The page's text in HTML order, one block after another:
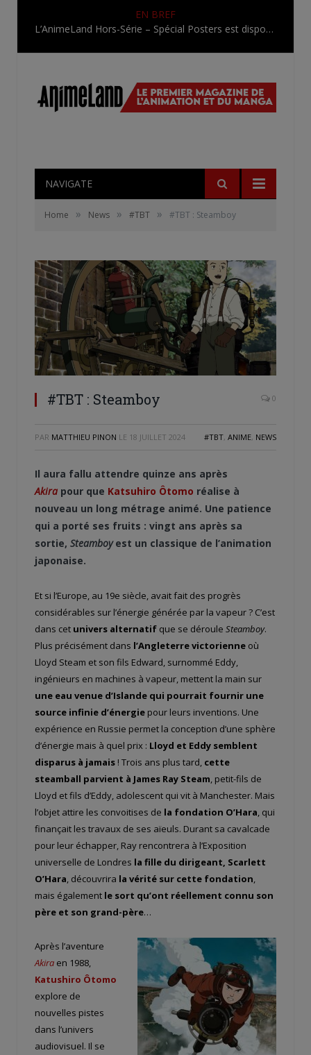
EN BREF
L’AnimeLand Hors-Série – Spécial Posters est disponible !
NAVIGATE
Home » News » #TBT » #TBT : Steamboy
#TBT : Steamboy 0
PAR MATTHIEU PINON LE 18 JUILLET 2024 #TBT, ANIME, NEWS
Il aura fallu attendre quinze ans après
Akira pour que Katsuhiro Ôtomo réalise à
nouveau un long métrage animé. Une patience
qui a porté ses fruits : vingt ans après sa
sortie, Steamboyest un classique de l’animation
japonaise.
Et si l’Europe, au 19e siècle, avait fait des progrès
considérables sur l’énergie générée par la vapeur ? C’est
dans cet univers alternatif que se déroule Steamboy.
Plus précisément dans l’Angleterre victorienne où
Lloyd Steam et son fils Edward, surnommé Eddy,
ingénieurs en machines à vapeur, mettent la main sur
une eau venue d’Islande qui pourrait fournir une
source infinie d’énergie pour leurs inventions. Une
expérience en Russie permet la conception d’une sphère
d’énergie mais à quel prix : Lloyd et Eddy semblent
disparus à jamais ! Trois ans plus tard, cette
steamball parvient à James Ray Steam, petit-fils de
Lloyd et fils d’Eddy, adolescent qui vit à Manchester. Mais
l’objet attire les convoitises de la fondation O’Hara, qui
finançait les travaux de ses aïeuls. Durant sa cavalcade
pour leur échapper, Ray rencontrera à l’Exposition
universelle de Londres la fille du dirigeant, Scarlett
O’Hara, découvrira la vérité sur cette fondation,
mais également le sort qu’ont réellement connu son
père et son grand-père…
Après l’aventure
Akira en 1988,
Katushiro Ôtomo
explore de
nouvelles pistes
dans l’univers
audiovisuel. Il se